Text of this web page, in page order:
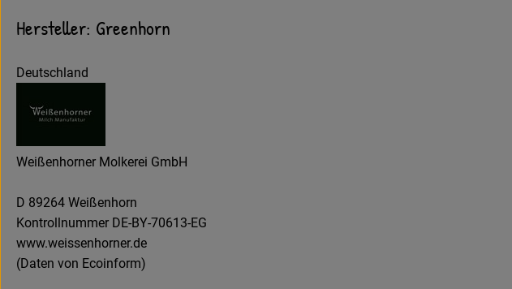
Hersteller: Greenhorn
Deutschland
Weißenhorner Molkerei GmbH
D 89264 Weißenhorn
Kontrollnummer DE-BY-70613-EG
www.weissenhorner.de
(Daten von Ecoinform)